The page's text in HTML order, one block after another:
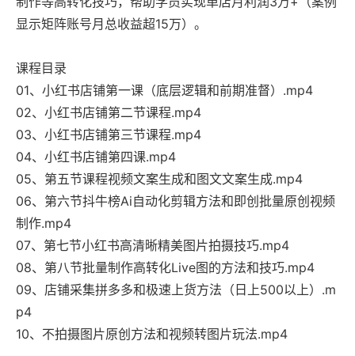
显示矩阵账号月总收益超15万）。
课程目录
01、小红书店铺第一课（底层逻辑和前期准督）.mp4
02、小红书店铺第二节课程.mp4
03、小红书店铺第三节课程.mp4
04、小红书店铺第四课.mp4
05、第五节课程视频文案生成和图文文案生成.mp4
06、第六节抖牛榜Ai自动化剪辑方法和即创批量原创视频
制作.mp4
07、第七节小红书高清晰精美图片拍摄技巧.mp4
08、第八节批量制作高转化Live图的方法和技巧.mp4
09、店铺采集拼多多和极速上货方法（日上500以上）.m
p4
10、不拍摄图片原创方法和视频转图片玩法.mp4